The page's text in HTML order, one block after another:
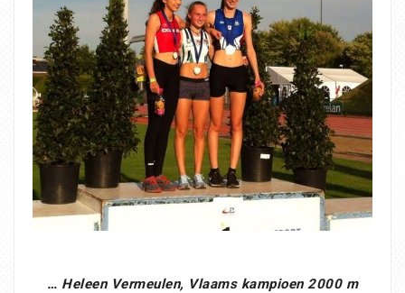
… Heleen Vermeulen, Vlaams kampioen 2000 m